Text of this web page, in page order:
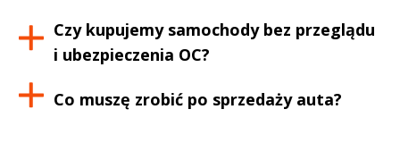
Czy kupujemy samochody bez przeglądu
i ubezpieczenia OC?
Co muszę zrobić po sprzedaży auta?